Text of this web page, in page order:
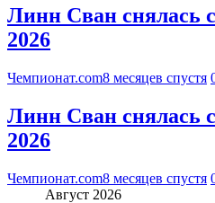
Линн Сван снялась
2026
Чемпионат.com8 месяцев спустя
Линн Сван снялась
2026
Чемпионат.com8 месяцев спустя
Август 2026